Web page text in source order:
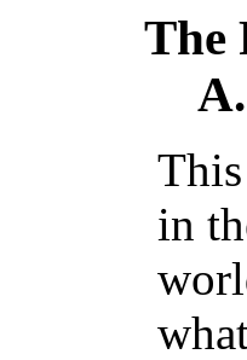
The
in